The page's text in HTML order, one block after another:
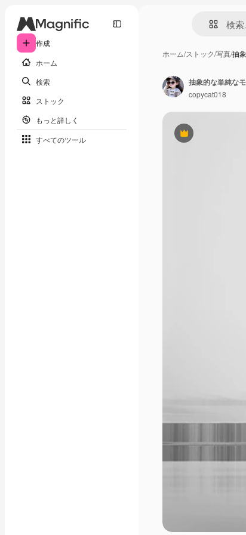
作成
ホーム
検索
ストック
もっと詳しく
すべてのツール
ホーム/ストック/写真/抽
Premium
抽象的な単純な
copycat018